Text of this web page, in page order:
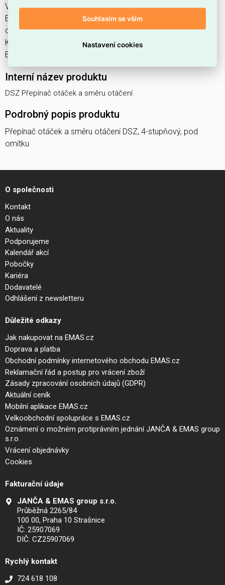
Vypínače, spínače, zásuvky a příslušenství, výrobce HELIOS,
EAN 4010184015987, kód dodavatele 1598. Přepínač
otáček a směru otáčení DSZ HELIOS 1598 nabízíme od 1 ks.
Kód EMAS DSZ Přepínač otáček a směru otáčení je
ELOSOS1329400.
Interní název produktu
DSZ Přepínač otáček a směru otáčení
Podrobný popis produktu
Přepínač otáček a směru otáčení DSZ, 4-stupňový, pod
omítku
O společnosti
Kontakt
O nás
Aktuality
Podporujeme
Kalendář akcí
Pobočky
Kariéra
Dodavatelé
Odhlášení z newsletteru
Důležité odkazy
Jak nakupovat na EMAS.cz
Doprava a platba
Obchodní podmínky internetového obchodu EMAS.cz
Reklamační řád a postup pro vrácení zboží
Zásady zpracování osobních údajů (GDPR)
Aktuální ceník
Mobilní aplikace EMAS.cz
Velkoobchodní spolupráce s EMAS.cz
Oznámení o možném protiprávním jednání JANČA & EMAS group
s.r.o.
Vrácení objednávky
Cookies
Fakturační údaje
JANČA & EMAS group s.r.o.
Průběžná 2265/84
100 00, Praha 10 Strašnice
IČ: 25907069
DIČ: CZ25907069
Rychlý kontakt
724 618 108
Souhlasím se vším
Nastavení cookies